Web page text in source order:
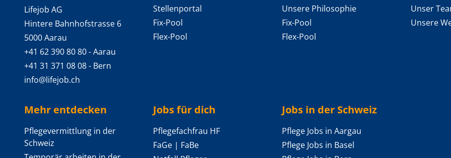
Lifejob AG
Hintere Bahnhofstrasse 6
5000 Aarau
+41 62 390 80 80- Aarau
+41 31 371 08 08- Bern
info@lifejob.ch
Stellenportal
Fix-Pool
Flex-Pool
Unsere Philosophie
Fix-Pool
Flex-Pool
Unser
Unsere
Mehr entdecken
Pflegevermittlung in der
Schweiz
Jobs für dich
Pflegefachfrau HF
FaGe | FaBe
Jobs in der Schweiz
Pflege Jobs in Aargau
Pflege Jobs in Basel